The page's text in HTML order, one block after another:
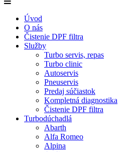
Úvod
O nás
Čistenie DPF filtra
Služby
Turbo servis, repas
Turbo clinic
Autoservis
Pneuservis
Predaj súčiastok
Kompletná diagnostika
Čistenie DPF filtra
Turbodúchadlá
Abarth
Alfa Romeo
Alpina